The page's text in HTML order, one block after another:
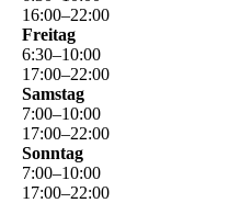
16:00–22:00
Freitag
6:30–10:00
17:00–22:00
Samstag
7:00–10:00
17:00–22:00
Sonntag
7:00–10:00
17:00–22:00